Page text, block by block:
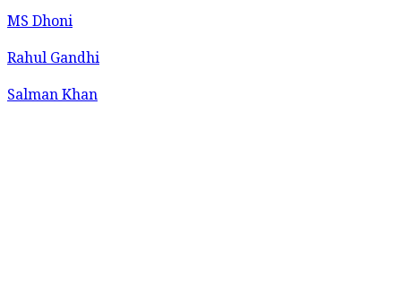
MS Dhoni
Rahul Gandhi
Salman Khan